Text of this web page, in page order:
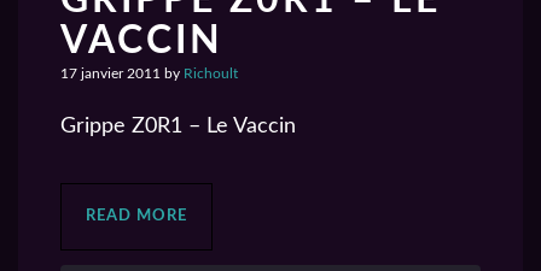
VACCIN
17 janvier 2011 by Richoult
Grippe Z0R1 – Le Vaccin
READ MORE